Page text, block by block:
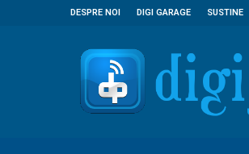
DESPRE NOI DIGI GARAGE SUSTINE